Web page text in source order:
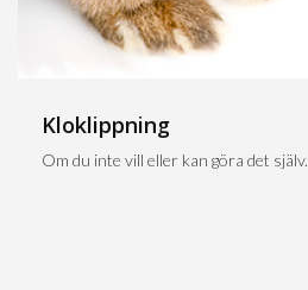
Kloklippning
Om du inte vill eller kan göra det själv.